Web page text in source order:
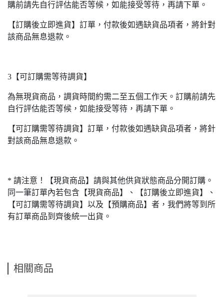
購前請先自行評估能否等候，如能接受等待，再請下單。
【訂購後立即進貨】訂單，付款後如遇缺貨品項者，將針對
該商品無息退款。
3【可訂購需等待調貨】
為無現貨商品，調貨時間約需二至五個工作天。訂購前請先
自行評估能否等候，如能接受等待，再請下單。
【可訂購需等待調貨】訂單，付款後如遇缺貨品項者，將針
對該商品無息退款。
* 請注意！【現貨商品】請與其他供貨狀態商品分開訂購。
同一筆訂單內若包含【現貨商品】、【訂購後立即進貨】、
【可訂購需等待調貨】以及【預購商品】者，我們將等到所
有訂單商品到齊後統一出貨。
相關商品